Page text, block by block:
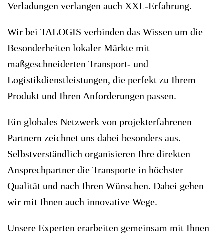
Verladungen verlangen auch XXL-Erfahrung.
Wir bei TALOGIS verbinden das Wissen um die
Besonderheiten lokaler Märkte mit
maßgeschneiderten Transport- und
Logistikdienstleistungen, die perfekt zu Ihrem
Produkt und Ihren Anforderungen passen.
Ein globales Netzwerk von projekterfahrenen
Partnern zeichnet uns dabei besonders aus.
Selbstverständlich organisieren Ihre direkten
Ansprechpartner die Transporte in höchster
Qualität und nach Ihren Wünschen. Dabei gehen
wir mit Ihnen auch innovative Wege.
Unsere Experten erarbeiten gemeinsam mit Ihnen